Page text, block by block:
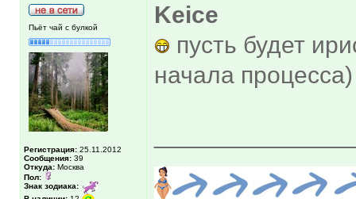
Пьёт чай с булкой
Регистрация: 25.11.2012
Сообщения: 39
Откуда: Москва
Пол:
Знак зодиака:
Keice
пусть будет
начала